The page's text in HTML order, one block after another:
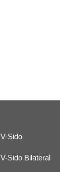
V-Sido
V-Sido Bilateral